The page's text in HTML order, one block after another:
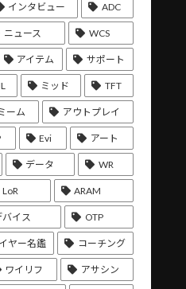
インタビュー ADC
ニュース WCS
アイテム サポート
ミッド TFT
ーム アウトプレイ
Evi アート
データ WR
LoR ARAM
バイス OTP
ヤー名鑑 コーチング
ワイリフ アサシン